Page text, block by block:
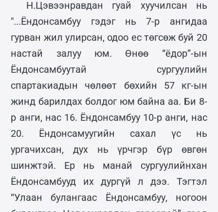
Н.Цэвээнравдан гуай хуучилсан нь
"...Ёндонсамбуу гэдэг нь 7-р ангидаа
гурван жил улирсан, одоо ес төгсөж буй 20
настай залуу юм. Өнөө “ёдор”-ын
Ёндонсамбуутай сургуулийн
спартакиадын чөлөөт бөхийн 57 кг-ын
жинд барилдах болдог юм байна аа. Би 8-
р анги, нас 16. Ёндонсамбуу 10-р анги, нас
20. Ёндонсамуугийн сахал үс нь
ургачихсан, дух нь үрчгэр бүр өвгөн
шинжтэй. Ер нь манай сургуулийнхан
Ёндонсамбууд их дургүй л дээ. Тэгтэл
“Улаан булангаас Ёндонсамбуу, ногоон